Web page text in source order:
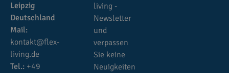
Leipzig
Deutschland
Mail:
kontakt@flex-
living.de
Tel.: +49
living -
Newsletter
und
verpassen
Sie keine
Neuigkeiten